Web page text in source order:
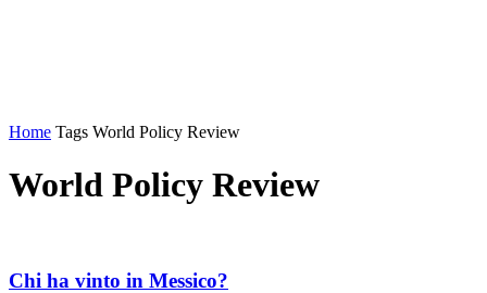
Home Tags World Policy Review
World Policy Review
Chi ha vinto in Messico?